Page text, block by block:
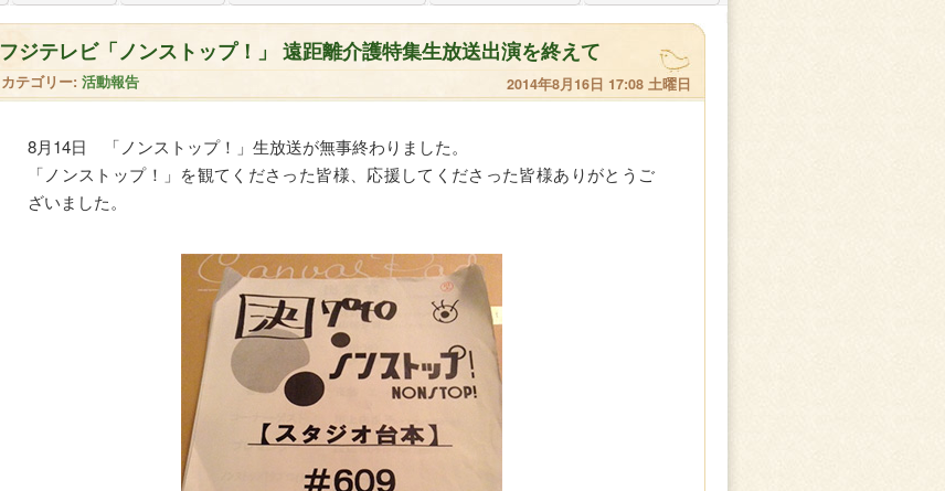
フジテレビ「ノンストップ！」 遠距離介護特集生放送出演を終えて
カテゴリー: 活動報告 2014年8月16日 17:08 土曜日
8月14日 「ノンストップ！」生放送が無事終わりました。
「ノンストップ！」を観てくださった皆様、応援してくださった皆様ありがとうご
ざいました。